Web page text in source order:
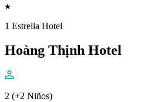
1 Estrella Hotel
Hoàng Thịnh Hotel
2 (+2 Niños)